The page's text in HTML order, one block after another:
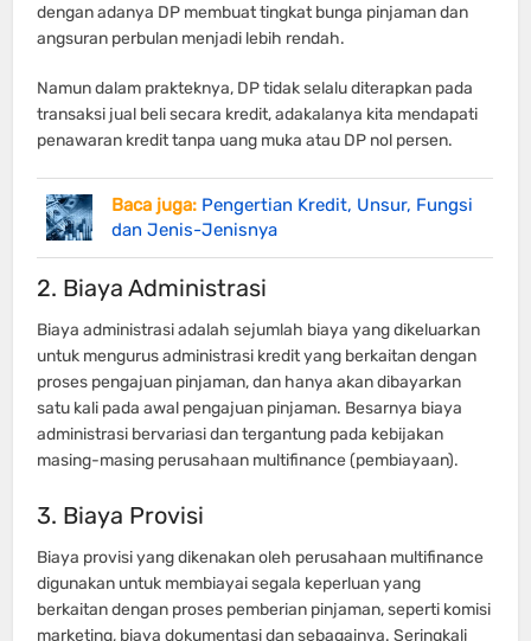
dengan adanya DP membuat tingkat bunga pinjaman dan
angsuran perbulan menjadi lebih rendah.
Namun dalam prakteknya, DP tidak selalu diterapkan pada
transaksi jual beli secara kredit, adakalanya kita mendapati
penawaran kredit tanpa uang muka atau DP nol persen.
Baca juga: Pengertian Kredit, Unsur, Fungsi
dan Jenis-Jenisnya
2. Biaya Administrasi
Biaya administrasi adalah sejumlah biaya yang dikeluarkan
untuk mengurus administrasi kredit yang berkaitan dengan
proses pengajuan pinjaman, dan hanya akan dibayarkan
satu kali pada awal pengajuan pinjaman. Besarnya biaya
administrasi bervariasi dan tergantung pada kebijakan
masing-masing perusahaan multifinance (pembiayaan).
3. Biaya Provisi
Biaya provisi yang dikenakan oleh perusahaan multifinance
digunakan untuk membiayai segala keperluan yang
berkaitan dengan proses pemberian pinjaman, seperti komisi
marketing, biaya dokumentasi dan sebagainya. Seringkali